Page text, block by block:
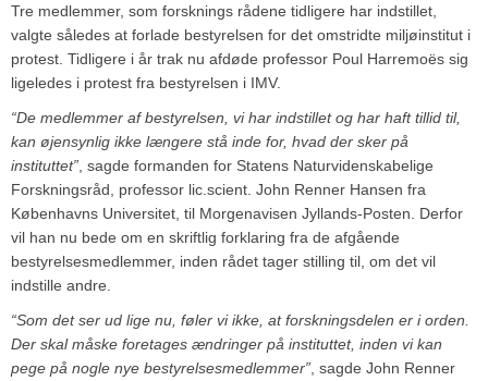
Tre medlemmer, som forsknings rådene tidligere har indstillet,
valgte således at forlade bestyrelsen for det omstridte miljøinstitut i
protest. Tidligere i år trak nu afdøde professor Poul Harremoës sig
ligeledes i protest fra bestyrelsen i IMV.
“De medlemmer af bestyrelsen, vi har indstillet og har haft tillid til,
kan øjensynlig ikke længere stå inde for, hvad der sker på
instituttet” , sagde formanden for Statens Naturvidenskabelige
Forskningsråd, professor lic.scient. John Renner Hansen fra
Københavns Universitet, til Morgenavisen Jyllands-Posten. Derfor
vil han nu bede om en skriftlig forklaring fra de afgående
bestyrelsesmedlemmer, inden rådet tager stilling til, om det vil
indstille andre.
“Som det ser ud lige nu, føler vi ikke, at forskningsdelen er i orden.
Der skal måske foretages ændringer på instituttet, inden vi kan
pege på nogle nye bestyrelsesmedlemmer” , sagde John Renner